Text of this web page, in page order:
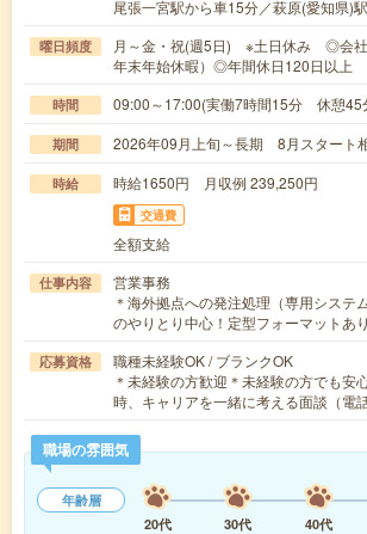
尾張一宮駅から車15分／萩原(愛知県)
曜日頻度
月～金・祝(週5日) ※土日休み ◎会社
年末年始休暇）◎年間休日120日以上
時間 09:00～17:00(実働7時間15分 休憩45
期間 2026年09月上旬～長期 8月スタート
時給 時給1650円 月収例 239,250円
交通費
全額支給
仕事内容
営業事務
＊海外拠点への発注処理（専用シス
のやりとり中心！定型フォーマットあ
応募資格
職種未経験OK / ブランクOK
＊未経験の方歓迎＊未経験の方でも安
時、キャリアを一緒に考える面談（電
職場の雰囲気
年齢層
20代
30代 40代